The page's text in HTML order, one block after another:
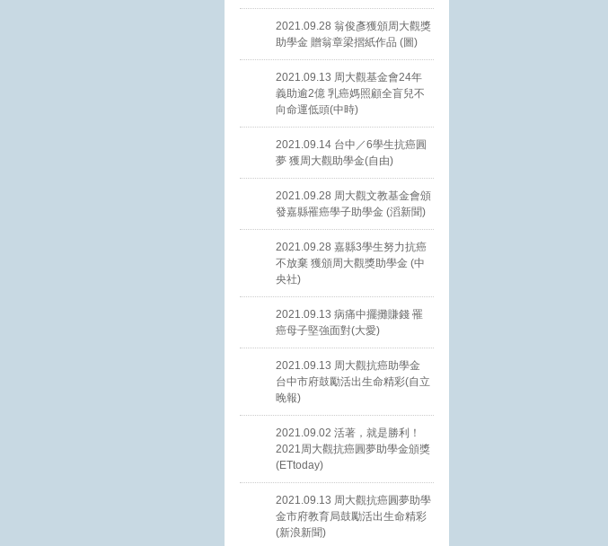
2021.09.28 翁俊彥獲頒周大觀獎
助學金 贈翁章梁摺紙作品 (圖)
2021.09.13 周大觀基金會24年
義助逾2億 乳癌媽照顧全盲兒不
向命運低頭(中時)
2021.09.14 台中／6學生抗癌圓
夢 獲周大觀助學金(自由)
2021.09.28 周大觀文教基金會頒
發嘉縣罹癌學子助學金 (滔新聞)
2021.09.28 嘉縣3學生努力抗癌
不放棄 獲頒周大觀獎助學金 (中
央社)
2021.09.13 病痛中擺攤賺錢 罹
癌母子堅強面對(大愛)
2021.09.13 周大觀抗癌助學金
台中市府鼓勵活出生命精彩(自立
晚報)
2021.09.02 活著，就是勝利！
2021周大觀抗癌圓夢助學金頒獎
(ETtoday)
2021.09.13 周大觀抗癌圓夢助學
金市府教育局鼓勵活出生命精彩
(新浪新聞)